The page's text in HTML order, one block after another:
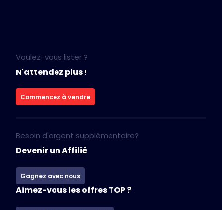
Voulez-vous lister ?
N'attendez plus!
Commencez à vendre
Besoin d'argent supplémentaire?
Devenir un Affilié
Gagnez avec nous
Aimez-vous les offres TOP ?